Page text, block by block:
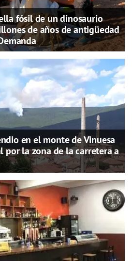
fósil de un dinosaurio
de años de antigüedad
en el monte de Vinuesa
por la zona de la carretera a